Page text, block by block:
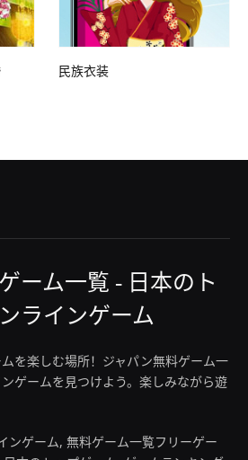
民族衣装
ーム一覧 - 日本のト
ラインゲーム
を楽しむ場所！ジャパン無料ゲーム一
ゲームを見つけよう。楽しみながら遊
ンゲーム, 無料ゲーム一覧フリーゲー